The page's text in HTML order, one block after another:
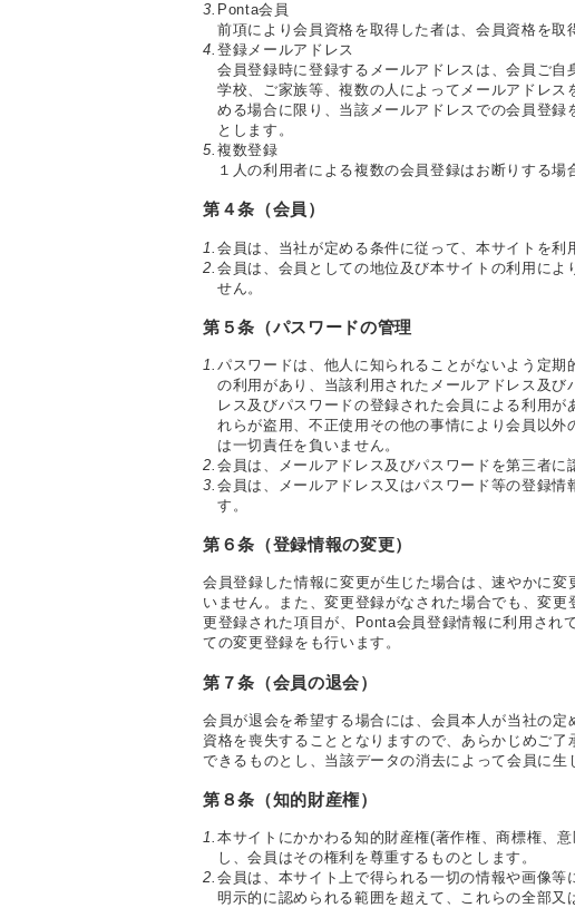
3. Ponta会員
前項により会員資格を取得した者は、会員資格を取
4. 登録メールアドレス
会員登録時に登録するメールアドレスは、会員ご
学校、ご家族等、複数の人によってメールアドレ
める場合に限り、当該メールアドレスでの会員登
とします。
5. 複数登録
１人の利用者による複数の会員登録はお断りする場
第４条（会員）
1. 会員は、当社が定める条件に従って、本サイトを利
2. 会員は、会員としての地位及び本サイトの利用に
せん。
第５条（パスワードの管理
1. パスワードは、他人に知られることがないよう定
の利用があり、当該利用されたメールアドレス及
レス及びパスワードの登録された会員による利用
れらが盗用、不正使用その他の事情により会員以
は一切責任を負いません。
2. 会員は、メールアドレス及びパスワードを第三者に
3. 会員は、メールアドレス又はパスワード等の登録
す。
第６条（登録情報の変更）
会員登録した情報に変更が生じた場合は、速やかに
いません。また、変更登録がなされた場合でも、変
更登録された項目が、Ponta会員登録情報に利用され
ての変更登録をも行います。
第７条（会員の退会）
会員が退会を希望する場合には、会員本人が当社の
資格を喪失することとなりますので、あらかじめご
できるものとし、当該データの消去によって会員に生
第８条（知的財産権）
1. 本サイトにかかわる知的財産権(著作権、商標権、
し、会員はその権利を尊重するものとします。
2. 会員は、本サイト上で得られる一切の情報や画像
明示的に認められる範囲を超えて、これらの全部又